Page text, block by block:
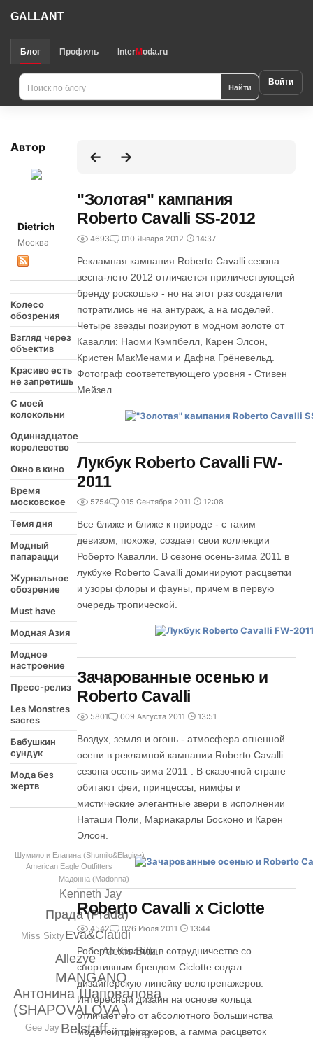
GALLANT
Блог Профиль InterModa.ru
Найти Войти
Автор
Dietrich
Москва
Колесо
обозрения
Взгляд через
объектив
Красиво есть
не запретишь
С моей
колокольни
Одиннадцатое
королевство
Окно в кино
Время
московское
Темя дня
Модный
папарацци
Журнальное
обозрение
Must have
Модная Азия
Модное
настроение
Пресс-релиз
Les Monstres
sacres
Бабушкин
сундук
Мода без
жертв
Антонина Шаповалова
(SHAPOVALOVA )
Belstaff
MANGANO
Allezye
Eva&Claudi
Прада (Prada)
Alexis Bittar
making
Kenneth Jay
Miss Sixty
Gee Jay
Мадонна (Madonna)
American Eagle Outfitters
Шумило и Елагина (Shumilo&Elagina)
"Золотая" кампания
Roberto Cavalli SS-2012
4693 010 Января 2012 14:37
Рекламная кампания Roberto Cavalli сезона
весна-лето 2012 отличается приличествующей
бренду роскошью - но на этот раз создатели
потратились не на антураж, а на моделей.
Четыре звезды позируют в модном золоте от
Кавалли: Наоми Кэмпбелл, Карен Элсон,
Кристен МакМенами и Дафна Грёневельд.
Фотограф соответствующего уровня - Стивен
Мейзел.
Лукбук Roberto Cavalli FW-
2011
5754 015 Сентября 2011 12:08
Все ближе и ближе к природе - с таким
девизом, похоже, создает свои коллекции
Роберто Кавалли. В сезоне осень-зима 2011 в
лукбуке Roberto Cavalli доминируют расцветки
и узоры флоры и фауны, причем в первую
очередь тропической.
Зачарованные осенью и
Roberto Cavalli
5801 009 Августа 2011 13:51
Воздух, земля и огонь - атмосфера огненной
осени в рекламной кампании Roberto Cavalli
сезона осень-зима 2011 . В сказочной стране
обитают феи, принцессы, нимфы и
мистические элегантные звери в исполнении
Наташи Поли, Мариакарлы Босконо и Карен
Элсон.
Roberto Cavalli x Ciclotte
4542 026 Июля 2011 13:44
Роберто Кавалли в сотрудничестве со
спортивным брендом Ciclotte содал...
дизайнерскую линейку велотренажеров.
Интересный дизайн на основе кольца
отличает его от абсолютного большинства
моделей тренажеров, а гамма расцветок